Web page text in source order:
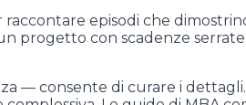
episodi che
progetto con scadenze
— consente di curare i